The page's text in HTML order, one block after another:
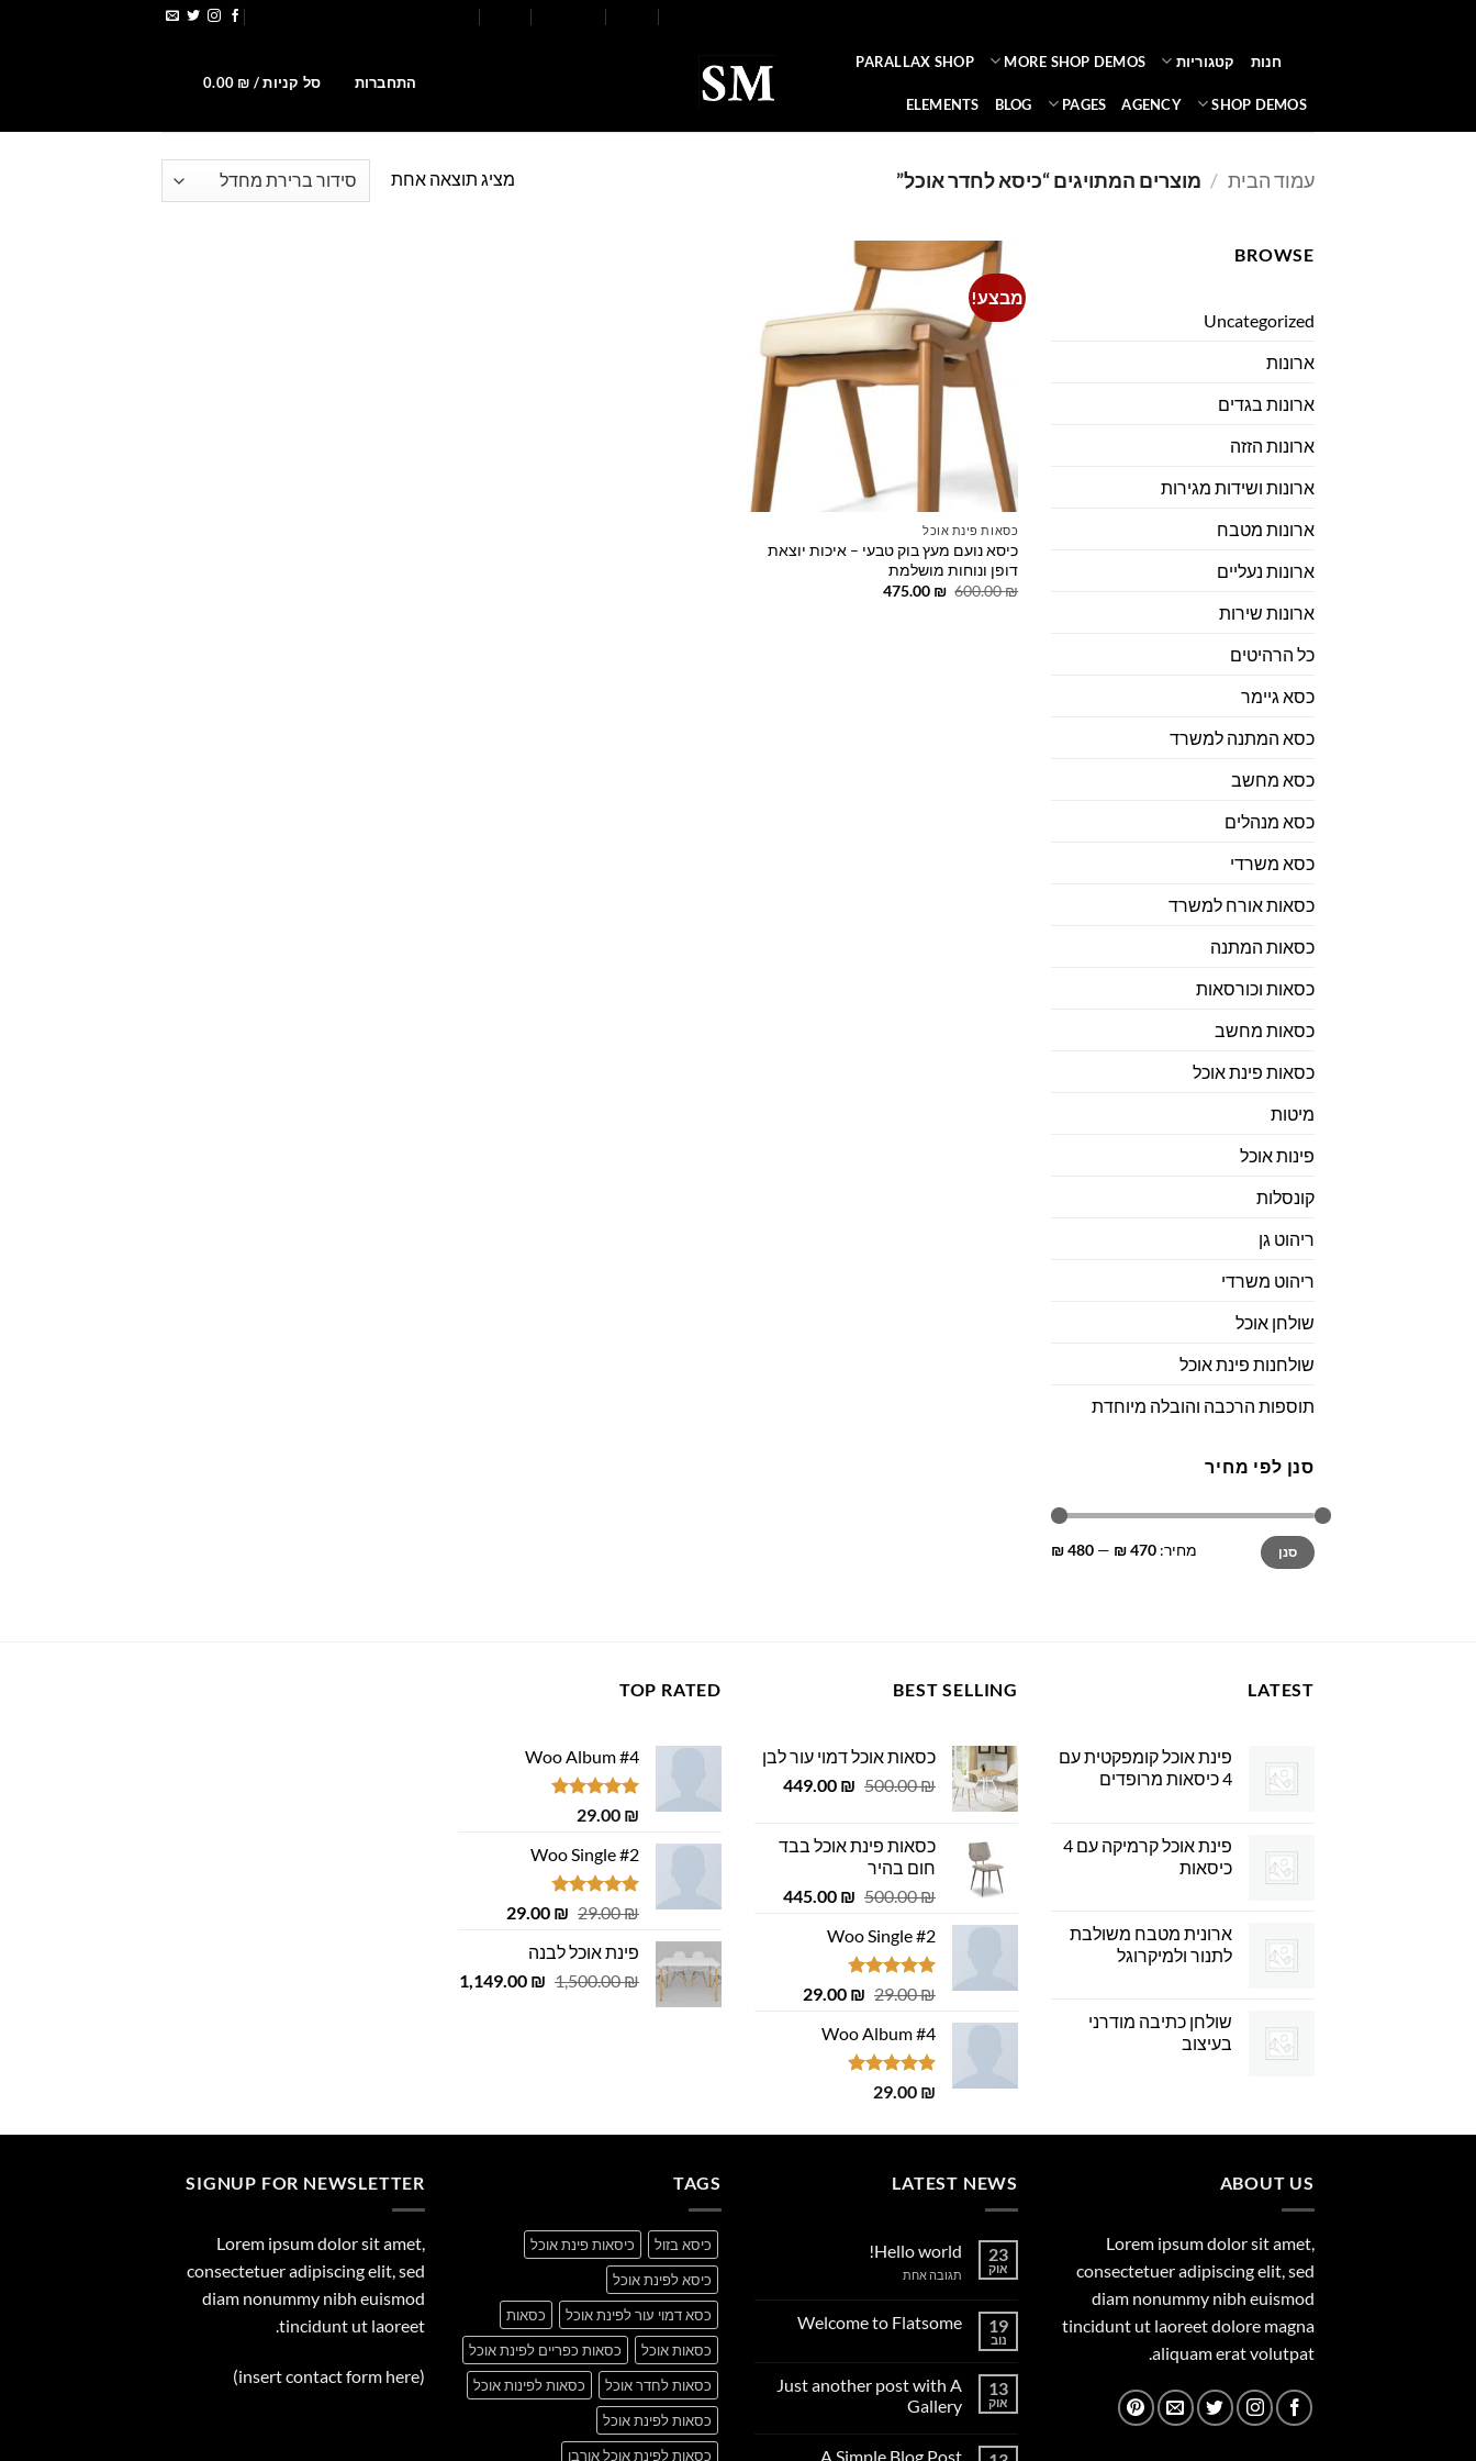
חנות קטגוריות MORE SHOP DEMOS
PARALLAX SHOP
SHOP DEMOS
AGENCY
PAGES
BLOG
ELEMENTS
התחברות סל קניות / 0.00 ₪
עמוד הבית / מוצרים המתויגים “כיסא לחדר אוכל” מציג תוצאה אחת
BROWSE
Uncategorized
ארונות
ארונות בגדים
ארונות הזזה
ארונות ושידות מגירות
ארונות מטבח
ארונות נעליים
ארונות שירות
כל הרהיטים
כסא גיימר
כסא המתנה למשרד
כסא מחשב
כסא מנהלים
כסא משרדי
כסאות אורח למשרד
כסאות המתנה
כסאות וכורסאות
כסאות מחשב
כסאות פינת אוכל
מיטות
פינות אוכל
קונסלות
ריהוט גן
ריהוט משרדי
שולחן אוכל
שולחנות פינת אוכל
תוספות הרכבה והובלה מיוחדת
סנן לפי מחיר
מחיר
מינימלי
מחיר
מקסימלי
סנן מחיר: 470 ₪
—
480 ₪
מבצע!
wishlist
כסאות פינת אוכל
כיסא נועם מעץ בוק טבעי – איכות יוצאת
דופן ונוחות מושלמת
600.00₪
המחיר
475.00 ₪
המחיר
LATEST
פינת אוכל קומפקטית עם
4 כיסאות מרופדים
פינת אוכל קרמיקה עם 4
כיסאות
ארונית מטבח משולבת
לתנור ולמיקרוגל
שולחן כתיבה מודרני
בעיצוב
BEST SELLING
כסאות אוכל דמוי עור לבן
500.00₪
המחיר
500.00 ₪.
449.00 ₪
המחיר
449.00 ₪.כסאות פינת אוכל בבד
חום בהיר
500.00₪
המחיר
היה:
500.00 ₪.
445.00 ₪
המחיר
Woo Single #2
דורג4.75
29.00₪
המחיר
היה:
29.00 ₪.
29.00 ₪
המחיר
Woo Album #4
דורג5.00
29.00 ₪
TOP RATED
Woo Album #4
דורג5.00
29.00 ₪
Woo Single #2
דורג4.75
29.00₪
המחיר
היה:
29.00 ₪.
29.00 ₪
המחיר
29.00 ₪.
פינת אוכל לבנה
1,500.00₪
המחיר
1,149.00 ₪
המחיר
ABOUT US
Lorem ipsum dolor sit amet,
consectetuer adipiscing elit, sed
diam nonummy nibh euismod
tincidunt ut laoreet dolore magna
aliquam erat volutpat.
LATEST NEWS
23
אוק
Hello world!
תגובה אחתעל
19
נוב
Welcome to Flatsome
Welcome
to
Flatsome
13
אוק
Just another post with A
Gallery
על
A Simple Blog Post
TAGS
כיסא בזול
כיסאות פינת אוכל
כיסא לפינת אוכל
כסא דמוי עור לפינת אוכל
כסאות
כסאות אוכל
כסאות כפריים לפינת אוכל
כסאות לחדר אוכל
כסאות לפינות אוכל
כסאות לפינת אוכל
כסאות לפינת אוכל אורבן
SIGNUP FOR NEWSLETTER
Lorem ipsum dolor sit amet,
consectetuer adipiscing elit, sed
diam nonummy nibh euismod
tincidunt ut laoreet.
(insert contact form here)